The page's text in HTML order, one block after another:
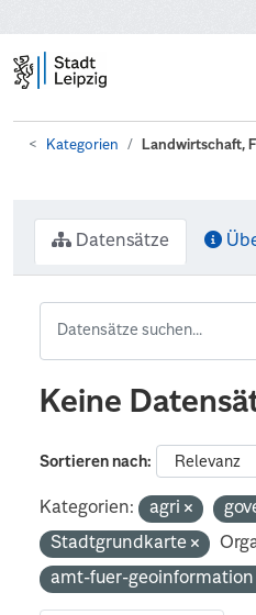
Kategorien Landwirtschaft,
Datensätze
Keine
Sortieren nach
Kategorien: agri
Stadtgrundkarte
amt-fuer-